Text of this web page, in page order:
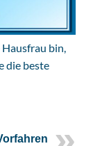
Hausfrau bin,
die beste